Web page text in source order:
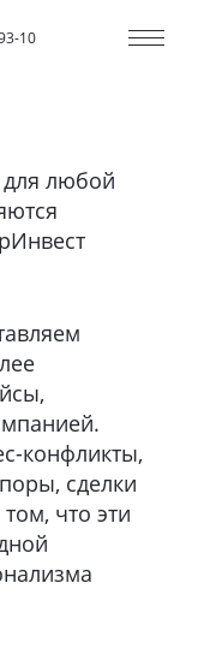
10
любой
конфликты,
сделки
что эти